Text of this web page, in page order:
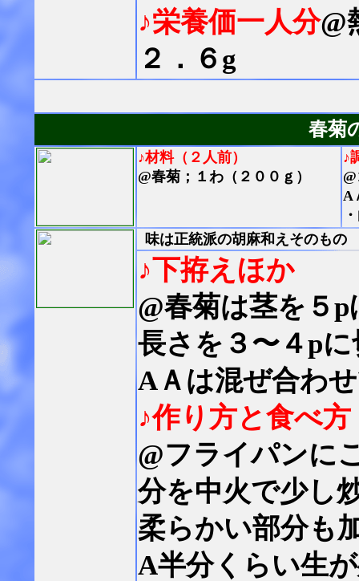
♪栄養価一人分@
２．６g
春菊
♪材料（２人前）
@春菊；１わ（２００ｇ）
♪
A
味は正統派の胡麻和えそのもの
♪下拵えほか
@春菊は茎を５
長さを３〜４p
AＡは混ぜ合わ
♪作り方と食べ方
@フライパンに
分を中火で少し
柔らかい部分も
A半分くらい生